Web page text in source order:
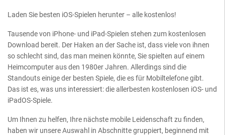
Laden Sie besten iOS-Spielen herunter – alle kostenlos!
Tausende von iPhone- und iPad-Spielen stehen zum kostenlosen
Download bereit. Der Haken an der Sache ist, dass viele von ihnen
so schlecht sind, das man meinen könnte, Sie spielten auf einem
Heimcomputer aus den 1980er Jahren. Allerdings sind die
Standouts einige der besten Spiele, die es für Mobiltelefone gibt.
Das ist es, was uns interessiert: die allerbesten kostenlosen iOS- und
iPadOS-Spiele.
Um Ihnen zu helfen, Ihre nächste mobile Leidenschaft zu finden,
haben wir unsere Auswahl in Abschnitte gruppiert, beginnend mit